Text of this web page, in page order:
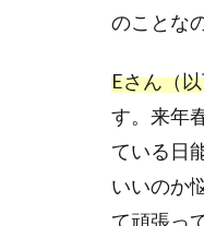
のことな
Eさん（
す。来年
ている日
いいのか
て頑張っ